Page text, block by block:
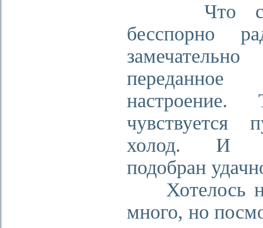
Что
бесспорно
замечательно
переданное
чувствуется
холод. И
подобран
Хотелось
много, но